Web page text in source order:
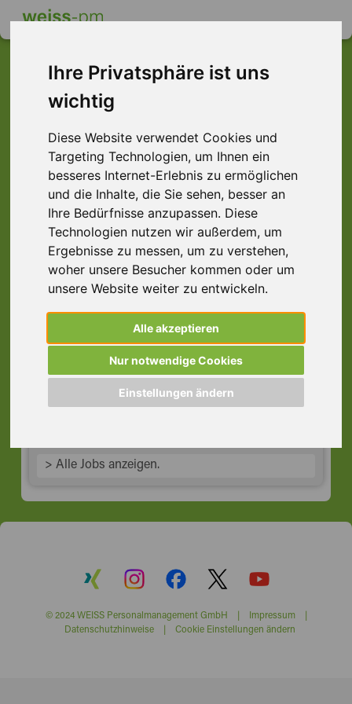
Ihre Privatsphäre ist uns
wichtig
Diese Website verwendet Cookies und
Targeting Technologien, um Ihnen ein
besseres Internet-Erlebnis zu ermöglichen
und die Inhalte, die Sie sehen, besser an
Ihre Bedürfnisse anzupassen. Diese
Technologien nutzen wir außerdem, um
Ergebnisse zu messen, um zu verstehen,
woher unsere Besucher kommen oder um
unsere Website weiter zu entwickeln.
Alle akzeptieren
Nur notwendige Cookies
Einstellungen ändern
Dieser Job ist leider
nicht mehr verfügbar ...
... aber vielleicht ist hier etwas dabei:
Staplerfahrer (m/w/d) 4-Zinken-Stapler | 2
Schichten
63762 Großostheim
> Alle Jobs anzeigen.
© 2024 WEISS Personalmanagement GmbH | Impressum|
Datenschutzhinweise| Cookie Einstellungen ändern